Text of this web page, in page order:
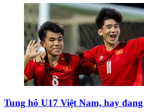
Tung hô U17 Việt Nam, hay